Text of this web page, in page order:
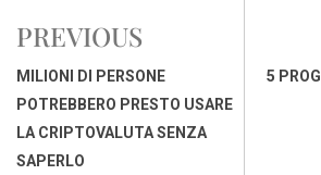
o
o
k
A
p
p
I
n
n
PREVIOUS
MILIONI DI PERSONE
POTREBBERO PRESTO USARE
LA CRIPTOVALUTA SENZA
SAPERLO
5